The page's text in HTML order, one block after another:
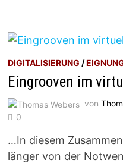
DIGITALISIERUNG /
Eingrooven im
von
0
…In diesem
länger von der